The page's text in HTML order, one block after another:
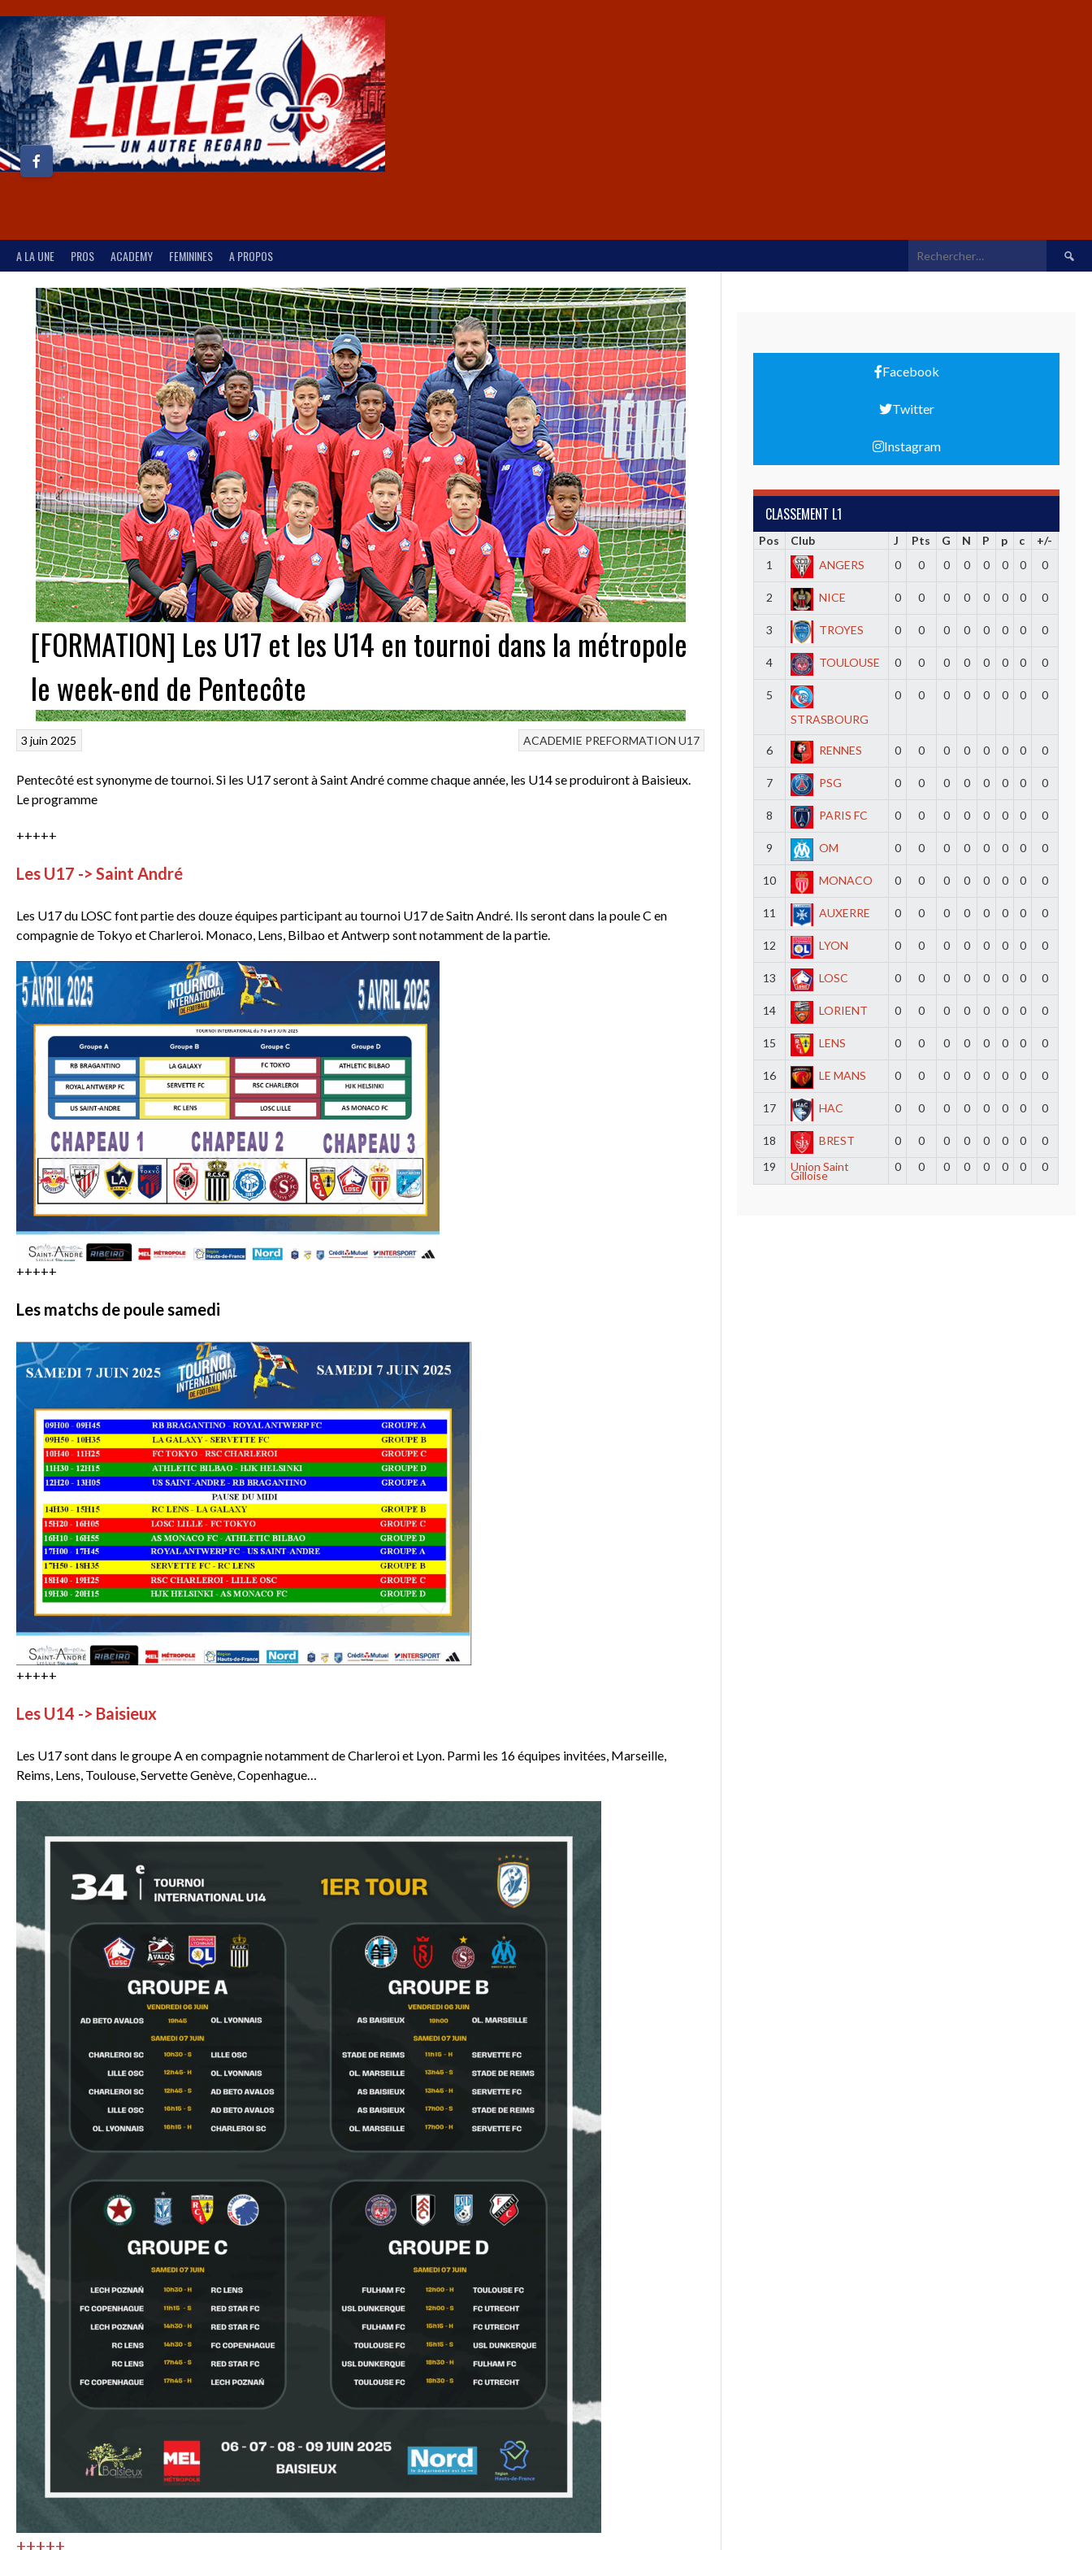
A LA UNE PROS ACADEMY FEMININES A PROPOS
[FORMATION] Les U17 et les U14 en tournoi dans la métropole
le week-end de Pentecôte
ACADEMIE PREFORMATION U17
3 juin 2025
Pentecôté est synonyme de tournoi. Si les U17 seront à Saint André comme chaque année, les U14 se produiront à Baisieux.
Le programme
+++++
Les U17 -> Saint André
Les U17 du LOSC font partie des douze équipes participant au tournoi U17 de Saitn André. Ils seront dans la poule C en
compagnie de Tokyo et Charleroi. Monaco, Lens, Bilbao et Antwerp sont notamment de la partie.
+++++
Les matchs de poule samedi
+++++
Les U14 -> Baisieux
Les U17 sont dans le groupe A en compagnie notamment de Charleroi et Lyon. Parmi les 16 équipes invitées, Marseille,
Reims, Lens, Toulouse, Servette Genève, Copenhague…
+++++
Facebook
Twitter
Instagram
CLASSEMENT L1
Pos Club J Pts G N P p c
+/-
1
ANGERS 0 0 0 0 0 0 0 0
2 NICE 0 0 0 0 0 0 0 0
3 TROYES 0 0 0 0 0 0 0 0
4 TOULOUSE 0 0 0 0 0 0 0 0
5
STRASBOURG
0 0 0 0 0 0 0 0
6 RENNES 0 0 0 0 0 0 0 0
7 PSG 0 0 0 0 0 0 0 0
8 PARIS FC 0 0 0 0 0 0 0 0
9 OM 0 0 0 0 0 0 0 0
10 MONACO 0 0 0 0 0 0 0 0
11 AUXERRE 0 0 0 0 0 0 0 0
12 LYON 0 0 0 0 0 0 0 0
13 LOSC 0 0 0 0 0 0 0 0
14 LORIENT 0 0 0 0 0 0 0 0
15 LENS 0 0 0 0 0 0 0 0
16 LE MANS 0 0 0 0 0 0 0 0
17 HAC 0 0 0 0 0 0 0 0
18 BREST 0 0 0 0 0 0 0
0
19
Union Saint
Gilloise
0 0 0 0 0 0 0 0